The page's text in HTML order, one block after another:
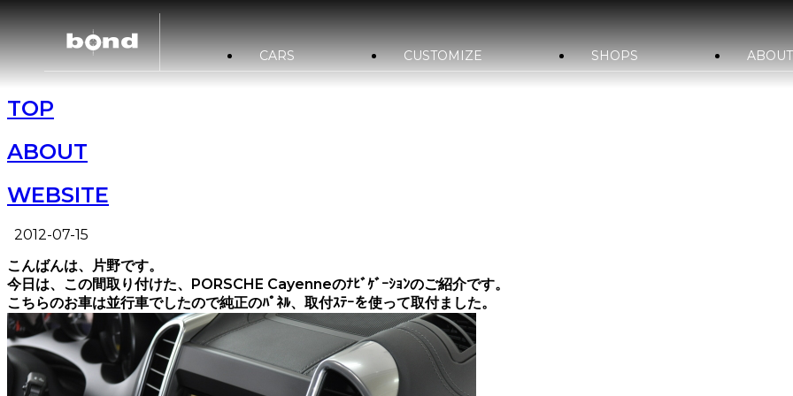
CARS CUSTOMIZE SHOPS ABOUT
TOP
ABOUT
WEBSITE
2012-07-15
こんばんは、片野です。
今日は、この間取り付けた、PORSCHE Cayenneのﾅﾋﾞｹﾞｰｼｮﾝのご紹介です。
こちらのお車は並行車でしたので純正のﾊﾟﾈﾙ、取付ｽﾃｰを使って取付ました。